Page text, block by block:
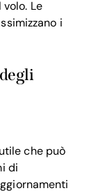
Le
i
che può
di